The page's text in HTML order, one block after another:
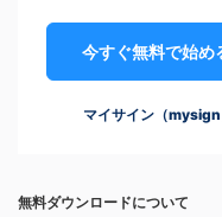
今すぐ無料で始め
マイサイン（mysign
無料ダウンロードについて